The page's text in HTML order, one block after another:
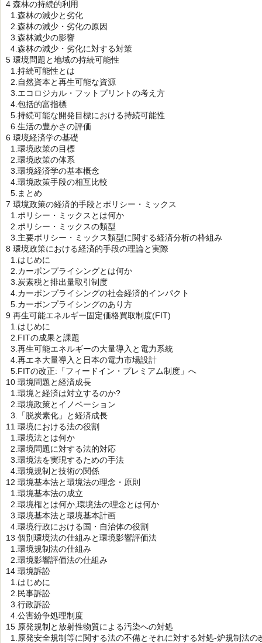
4 森林の持続的利用
1.森林の減少と劣化
2.森林の減少・劣化の原因
3.森林減少の影響
4.森林の減少・劣化に対する対策
5 環境問題と地域の持続可能性
1.持続可能性とは
2.自然資本と再生可能な資源
3.エコロジカル・フットプリントの考え方
4.包括的富指標
5.持続可能な開発目標における持続可能性
6.生活の豊かさの評価
6 環境経済学の基礎
1.環境政策の目標
2.環境政策の体系
3.環境経済学の基本概念
4.環境政策手段の相互比較
5.まとめ
7 環境政策の経済的手段とポリシー・ミックス
1.ポリシー・ミックスとは何か
2.ポリシー・ミックスの類型
3.主要ポリシー・ミックス類型に関する経済分析の枠組み
8 環境政策における経済的手段の理論と実際
1.はじめに
2.カーボンプライシングとは何か
3.炭素税と排出量取引制度
4.カーボンプライシングの社会経済的インパクト
5.カーボンプライシングのあり方
9 再生可能エネルギー固定価格買取制度(FIT)
1.はじめに
2.FITの成果と課題
3.再生可能エネルギーの大量導入と電力系統
4.再エネ大量導入と日本の電力市場設計
5.FITの改正:「フィードイン・プレミアム制度」へ
10 環境問題と経済成長
1.環境と経済は対立するのか?
2.環境政策とイノベーション
3.「脱炭素化」と経済成長
11 環境における法の役割
1.環境法とは何か
2.環境問題に対する法的対応
3.環境法を実現するための手法
4.環境規制と技術の関係
12 環境基本法と環境法の理念・原則
1.環境基本法の成立
2.環境権とは何か,環境法の理念とは何か
3.環境基本法と環境基本計画
4.環境行政における国・自治体の役割
13 個別環境法の仕組みと環境影響評価法
1.環境規制法の仕組み
2.環境影響評価法の仕組み
14 環境訴訟
1.はじめに
2.民事訴訟
3.行政訴訟
4.公害紛争処理制度
15 原発規制と放射性物質による汚染への対処
1.原発安全規制等に関する法の不備とそれに対する対処-炉規制法の